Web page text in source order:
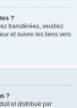
?
transférées, veuillez
et suivre les liens vers
?
et distribué par